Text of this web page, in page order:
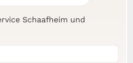
Schaafheim und